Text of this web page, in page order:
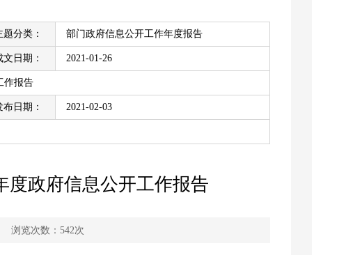
题分类： 部门政府信息公开工作年度报告
文日期： 2021-01-26
作报告
布日期： 2021-02-03
度政府信息公开工作报告
浏览次数： 542次